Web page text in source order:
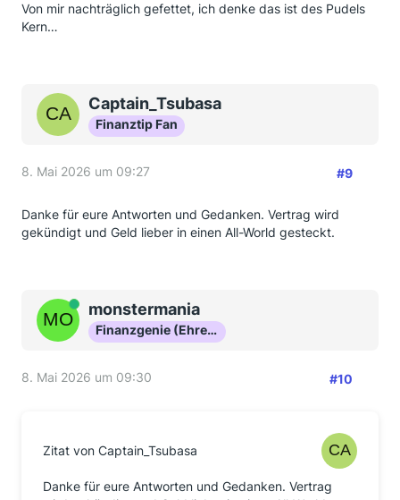
Von mir nachträglich gefettet, ich denke das ist des Pudels
Kern…
Captain_Tsubasa
Finanztip Fan
8. Mai 2026 um 09:27 #9
Danke für eure Antworten und Gedanken. Vertrag wird
gekündigt und Geld lieber in einen All-World gesteckt.
Onlinemonstermania
Finanzgenie (Ehrenmitglied)
8. Mai 2026 um 09:30 #10
Zitat von Captain_Tsubasa
Danke für eure Antworten und Gedanken. Vertrag